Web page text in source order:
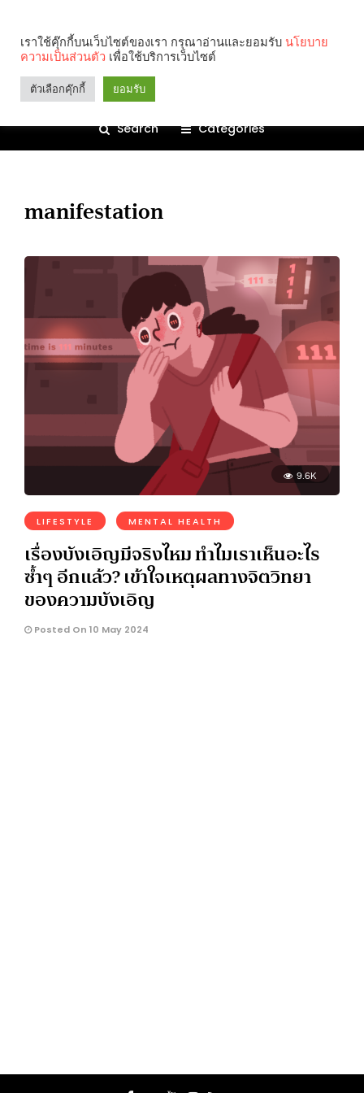
Search Categories
manifestation
9.6K
LIFESTYLE MENTAL HEALTH
เรื่องบังเอิญมีจริงไหม ทำไมเราเห็นอะไร
ซ้ำๆ อีกแล้ว? เข้าใจเหตุผลทางจิตวิทยา
ของความบังเอิญ
Posted On 10 May 2024
เราใช้คุ๊กกี้บนเว็บไซต์ของเรา กรุณาอ่านและยอมรับ นโยบาย
ความเป็นส่วนตัว เพื่อใช้บริการเว็บไซต์
ตัวเลือกคุ๊กกี้ ยอมรับ